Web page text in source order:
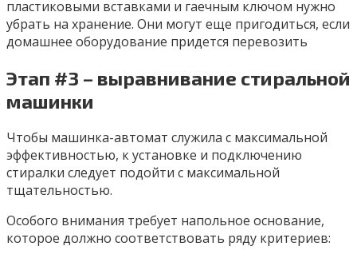
пластиковыми вставками и гаечным ключом нужно
убрать на хранение. Они могут еще пригодиться, если
домашнее оборудование придется перевозить
Этап #3 – выравнивание стиральной
машинки
Чтобы машинка-автомат служила с максимальной
эффективностью, к установке и подключению
стиралки следует подойти с максимальной
тщательностью.
Особого внимания требует напольное основание,
которое должно соответствовать ряду критериев: